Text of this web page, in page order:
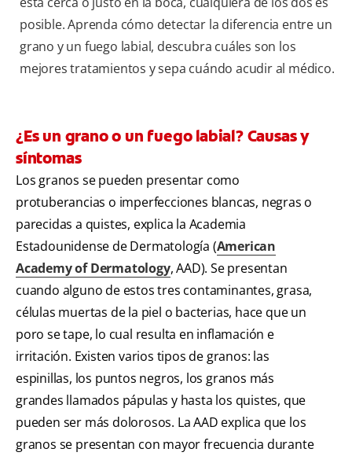
posible. Aprenda cómo detectar la diferencia entre un
grano y un fuego labial, descubra cuáles son los
mejores tratamientos y sepa cuándo acudir al médico.
¿Es un grano o un fuego labial? Causas y
síntomas
Los granos se pueden presentar como
protuberancias o imperfecciones blancas, negras o
parecidas a quistes, explica la Academia
Estadounidense de Dermatología (American
Academy of Dermatology, AAD). Se presentan
cuando alguno de estos tres contaminantes, grasa,
células muertas de la piel o bacterias, hace que un
poro se tape, lo cual resulta en inflamación e
irritación. Existen varios tipos de granos: las
espinillas, los puntos negros, los granos más
grandes llamados pápulas y hasta los quistes, que
pueden ser más dolorosos. La AAD explica que los
granos se presentan con mayor frecuencia durante